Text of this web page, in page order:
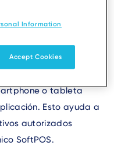
altos estándares
a su cuenta
o tableta
Esto ayuda a
autorizados
SoftPOS.
Information
Accept Cookies